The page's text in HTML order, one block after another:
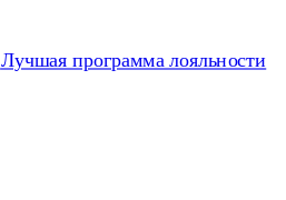
Лучшая программа лояльности